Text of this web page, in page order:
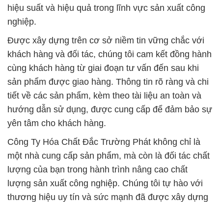
cùng khách hàng từ giai đoạn tư vấn đến sau khi
sản phẩm được giao hàng. Thông tin rõ ràng và chi
tiết về các sản phẩm, kèm theo tài liệu an toàn và
hướng dẫn sử dụng, được cung cấp để đảm bảo sự
yên tâm cho khách hàng.
Công Ty Hóa Chất Đắc Trường Phát không chỉ là
một nhà cung cấp sản phẩm, mà còn là đối tác chất
lượng của bạn trong hành trình nâng cao chất
lượng sản xuất công nghiệp. Chúng tôi tự hào với
thương hiệu uy tín và sức mạnh đã được xây dựng
trong ngành công nghiệp hóa chất.
# Nơi phân phối π cung ứng Hóa Chất Công Nghiệp
Natri Hydroxide Hạt \ Natri Hidroxit Bột
# Bán ≤ kinh doanh Hóa Chất Công Nghiệp Natri